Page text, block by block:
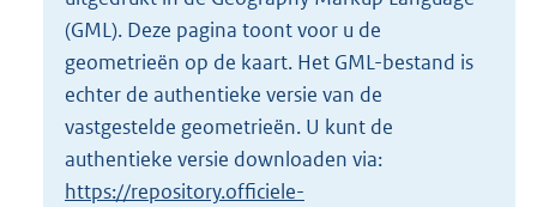
t
e
6
1
K
(GML). Deze pagina toont voor u de
geometrieën op de kaart. Het GML-bestand is
echter de authentieke versie van de
vastgestelde geometrieën. U kunt de
authentieke versie downloaden via:
https://repository.officiele-